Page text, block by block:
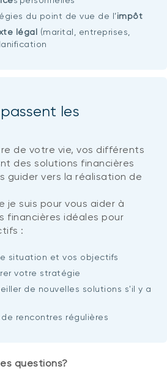
du point de vue de l’impôt
légal (marital, entreprises,
les
de votre vie, vos différents
des solutions financières
guider vers la réalisation de
je suis pour vous aider à
financières idéales pour
:
situation et vos objectifs
votre stratégie
de nouvelles solutions s'il y a
de rencontres régulières
questions?